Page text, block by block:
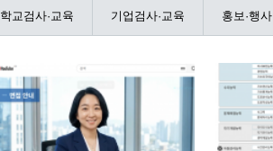
학교검사·교육 기업검사·교육 홍보·행사